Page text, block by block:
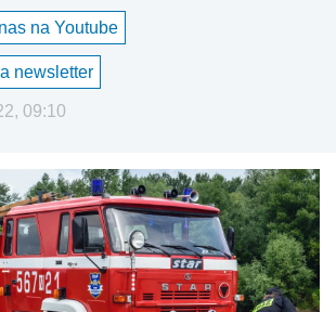
na Youtube
newsletter
09:10